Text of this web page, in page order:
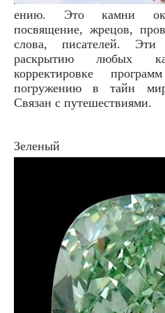
ению. Это камни
посвящение, жрецов,
слова, писателей. Эти
раскрытию любых
корректировке
погружению в тайн
Связан с путешествиями.
Зеленый